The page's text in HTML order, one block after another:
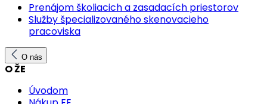
Prenájom školiacich a zasadacích priestorov
Služby špecializovaného skenovacieho
pracoviska
O nás
O ŽE
Úvodom